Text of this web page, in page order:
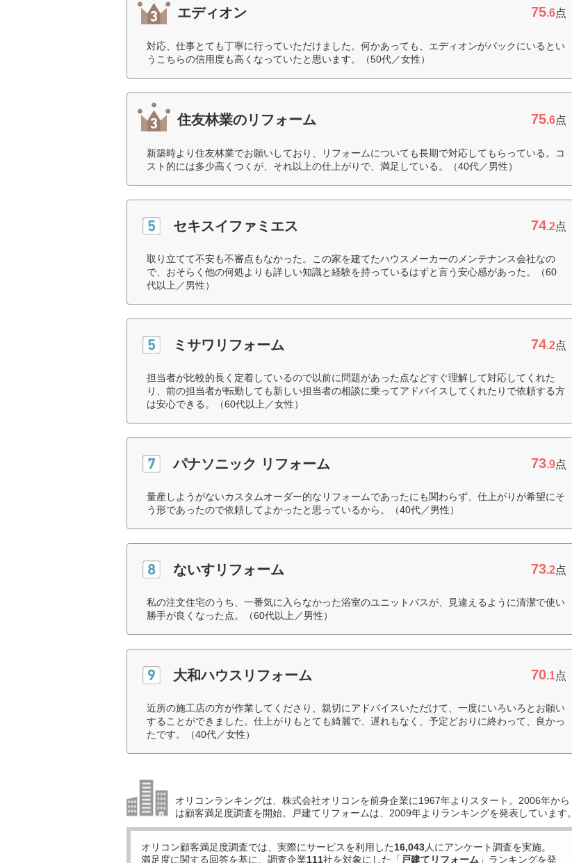
エディオン 75.6点
対応、仕事とても丁寧に行っていただけました。何かあっても、エディオンがバックにいるとい
うこちらの信用度も高くなっていたと思います。（50代／女性）
住友林業のリフォーム 75.6点
新築時より住友林業でお願いしており、リフォームについても長期で対応してもらっている。コ
スト的には多少高くつくが、それ以上の仕上がりで、満足している。（40代／男性）
セキスイファミエス 74.2点
取り立てて不安も不審点もなかった。この家を建てたハウスメーカーのメンテナンス会社なの
で、おそらく他の何処よりも詳しい知識と経験を持っているはずと言う安心感があった。（60
代以上／男性）
ミサワリフォーム 74.2点
担当者が比較的長く定着しているので以前に問題があった点などすぐ理解して対応してくれた
り、前の担当者が転勤しても新しい担当者の相談に乗ってアドバイスしてくれたりで依頼する方
は安心できる。（60代以上／女性）
パナソニック リフォーム 73.9点
量産しようがないカスタムオーダー的なリフォームであったにも関わらず、仕上がりが希望にそ
う形であったので依頼してよかったと思っているから。（40代／男性）
ないすリフォーム 73.2点
私の注文住宅のうち、一番気に入らなかった浴室のユニットバスが、見違えるように清潔で使い
勝手が良くなった点。（60代以上／男性）
大和ハウスリフォーム 70.1点
近所の施工店の方が作業してくださり、親切にアドバイスいただけて、一度にいろいろとお願い
することができました。仕上がりもとても綺麗で、遅れもなく、予定どおりに終わって、良かっ
たです。（40代／女性）
オリコンランキングは、株式会社オリコンを前身企業に1967年よりスタート。2006年から
は顧客満足度調査を開始。戸建てリフォームは、2009年よりランキングを発表しています。
オリコン顧客満足度調査では、実際にサービスを利用した16,043人にアンケート調査を実施。
満足度に関する回答を基に、調査企業111社を対象にした「 戸建てリフォーム 」ランキングを発